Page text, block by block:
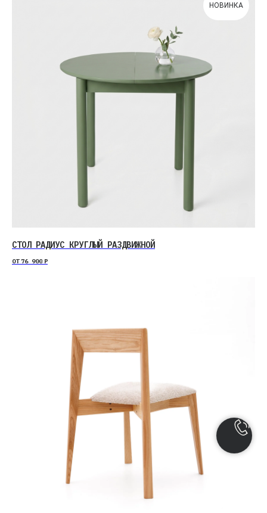
НОВИНКА
СТОЛ РАДИУС КРУГЛЫЙ РАЗДВИЖНОЙ
ОТ 76 900 Р